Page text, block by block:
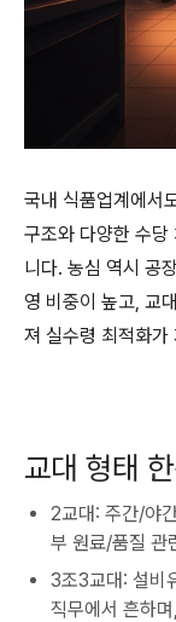
국내 식품업계에서
구조와 다양한 수당
니다. 농심 역시 공
영 비중이 높고, 교
져 실수령 최적화가
교대 형태
2교대: 주간/야
부 원료/품질 관
3조3교대: 설비
직무에서 흔하